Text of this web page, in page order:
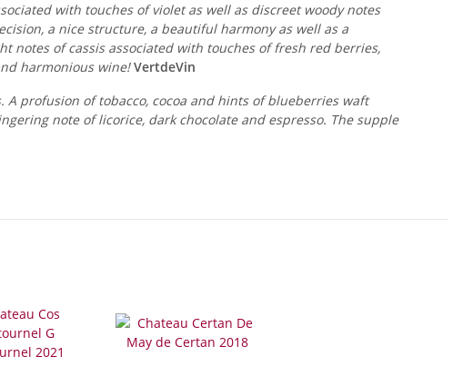
with touches of violet as well as discreet woody notes
a nice structure, a beautiful harmony as well as a
notes of cassis associated with touches of fresh red berries,
harmonious wine!VertdeVin
profusion of tobacco, cocoa and hints of blueberries waft
note of licorice, dark chocolate and espresso. The supple